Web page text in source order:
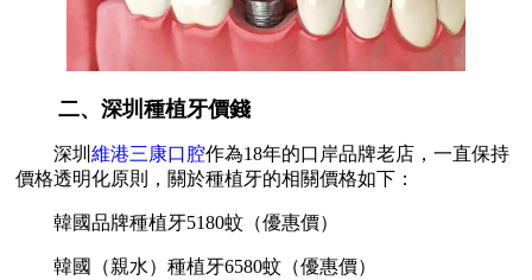
二、深圳種植牙價錢
深圳維港三康口腔作為18年的口岸品牌老店，一直保持
價格透明化原則，關於種植牙的相關價格如下：
韓國品牌種植牙5180蚊（優惠價）
韓國（親水）種植牙6580蚊（優惠價）